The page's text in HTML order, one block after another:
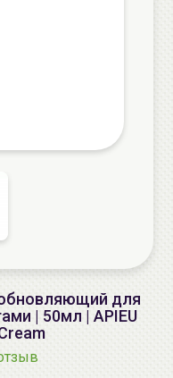
обновляющий для
| 50мл | APIEU